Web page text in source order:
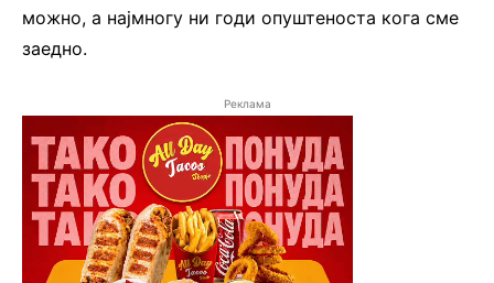
можно, а најмногу ни годи опуштеноста кога сме
заедно.
Реклама